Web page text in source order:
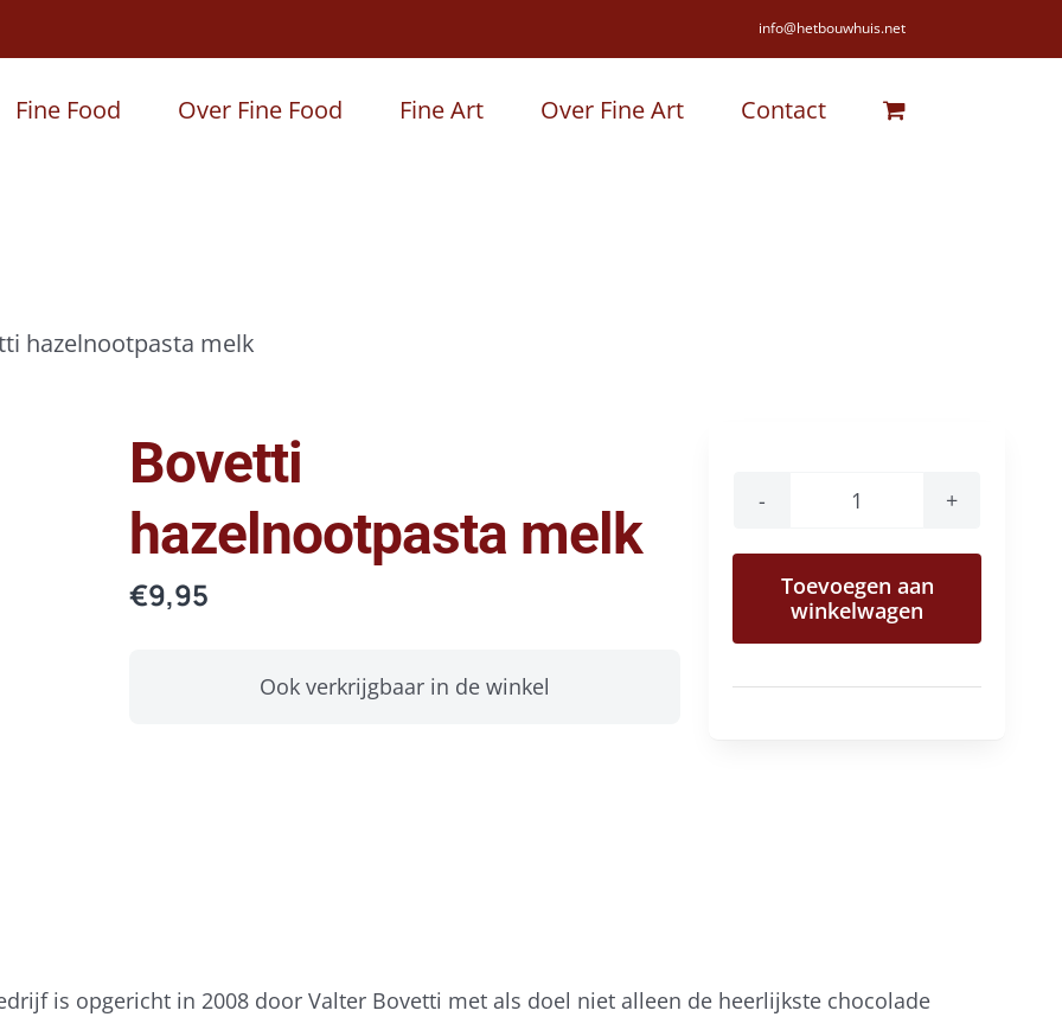
info@hetbouwhuis.net
Fine Food Over Fine Food Fine Art Over Fine Art Contact
hazelnootpasta melk
Bovetti
hazelnootpasta melk
€9,95
Ook verkrijgbaar in de winkel
Bovetti
hazelnootpasta
melk
aantal
Toevoegen aan
winkelwagen
is opgericht in 2008 door Valter Bovetti met als doel niet alleen de heerlijkste chocolade